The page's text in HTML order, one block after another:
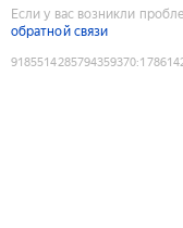
Если у вас возникли
обратной связи
9185514285794359370: